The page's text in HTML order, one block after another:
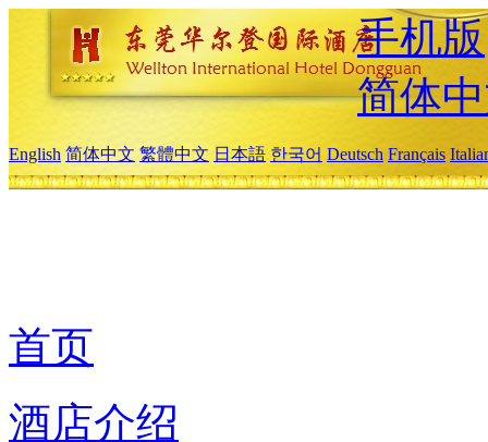
手机版
简体
English 简体中文 繁體中文 日本語 한국어 Deutsch Français
首页
酒店介绍